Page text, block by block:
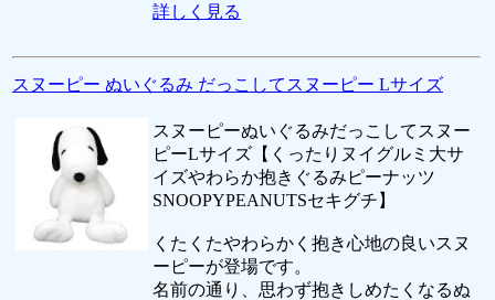
詳しく見る
スヌーピー ぬいぐるみ だっこしてスヌーピー Lサイズ
スヌーピーぬいぐるみだっこしてスヌー
ピーLサイズ【くったりヌイグルミ大サ
イズやわらか抱きぐるみピーナッツ
SNOOPYPEANUTSセキグチ】
くたくたやわらかく抱き心地の良いスヌ
ーピーが登場です。
名前の通り、思わず抱きしめたくなるぬ